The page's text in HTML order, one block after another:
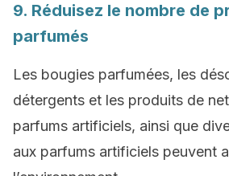
9. Réduisez le nombre de
parfumés
Les bougies parfumées, les
détergents et les produits de
parfums artificiels, ainsi que
aux parfums artificiels peuvent